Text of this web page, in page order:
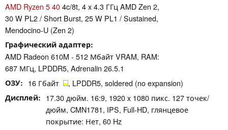
AMD Ryzen 5 404c/8t, 4 x 4.3 ГГц AMD Zen 2,
30 W PL2 / Short Burst, 25 W PL1 / Sustained,
Mendocino-U (Zen 2)
Графический адаптер
AMD Radeon 610M - 512 Мбайт VRAM, RAM:
687 МГц, LPDDR5, Adrenalin 26.5.1
ОЗУ 16 Гбайт , LPDDR5, soldered (no expansion)
Дисплей
17.30 дюйм. 16:9, 1920 x 1080 пикс. 127 точек/
дюйм, CMN1781, IPS, Full-HD, глянцевое
покрытие: Нет, 60 Hz